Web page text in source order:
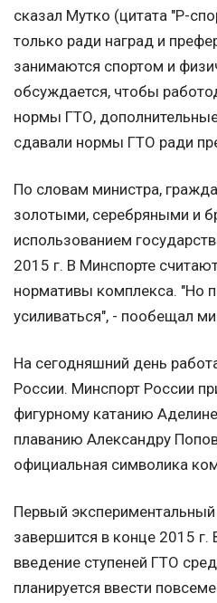
сказал Мутко (цитата "Р-
только ради наград и
занимаются спортом и
обсуждается, чтобы
нормы ГТО,
сдавали нормы ГТО ради
По словам министра,
золотыми, серебряными и
использованием
2015 г. В Минспорте
нормативы комплекса. "Но
усиливаться", - пообещал
На сегодняшний день
России. Минспорт России
фигурному катанию
плаванию Александру
официальная символика
Первый
завершится в конце 2015 г.
введение ступеней ГТО
планируется ввести